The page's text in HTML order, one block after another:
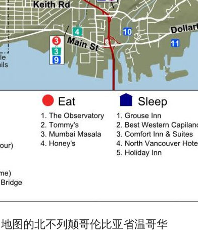
地图的北不列颠哥伦比亚省温哥华